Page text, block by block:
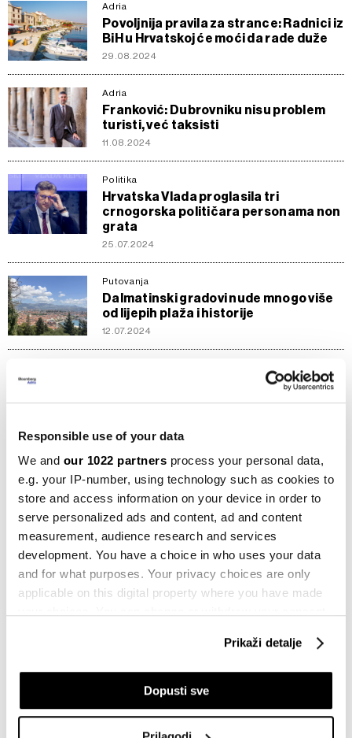
Responsible use of your data
We and our 1022 partners process your personal data,
e.g. your IP-number, using technology such as cookies to
store and access information on your device in order to
serve personalized ads and content, ad and content
measurement, audience research and services
development. You have a choice in who uses your data
and for what purposes. Your privacy choices are only
applicable on this digital property where you have made
If you allow, we would also like to:
Collect information about your geographical
Prikaži detalje
Dopusti sve
Adria
Povoljnija pravila za strance: Radnici iz
BiH u Hrvatskoj će moći da rade duže
29.08.2024
Adria
Franković: Dubrovniku nisu problem
turisti, već taksisti
11.08.2024
Politika
Hrvatska Vlada proglasila tri
crnogorska političara personama non
grata
25.07.2024
Putovanja
Dalmatinski gradovi nude mnogo više
od lijepih plaža i historije
12.07.2024
Najviše stranih radnika u Hrvatskoj je iz
BiH
Politika
Nuklearno odlagalište na Trgovskoj
Gori ugrožava 250.000 ljudi
26.06.2024
Politika
S TAG uređajem Autocesta FBiH
uskoro i kroz Hrvatsku
26.06.2024
Slovenija produžava kontrole na
BiH
Konobari i kuhari iz BiH spremaju se za